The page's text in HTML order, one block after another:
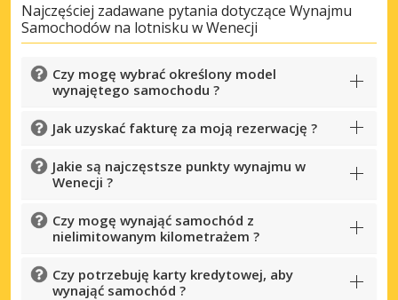
Najczęściej zadawane pytania dotyczące Wynajmu
Samochodów na lotnisku w Wenecji
Czy mogę wybrać określony model
wynajętego samochodu ?
Jak uzyskać fakturę za moją rezerwację ?
Jakie są najczęstsze punkty wynajmu w
Wenecji ?
Czy mogę wynająć samochód z
nielimitowanym kilometrażem ?
Czy potrzebuję karty kredytowej, aby
wynająć samochód ?